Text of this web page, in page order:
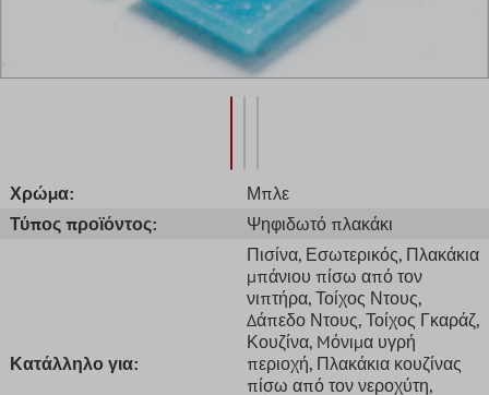
Χρώμα:
Μπλε
Τύπος προϊόντος:
Ψηφιδωτό πλακάκι
Κατάλληλο για:
Πισίνα, Εσωτερικός, Πλακάκια
μπάνιου πίσω από τον
νιπτήρα, Τοίχος Ντους,
Δάπεδο Ντους, Τοίχος Γκαράζ,
Κουζίνα, Mόνιμα υγρή
περιοχή, Πλακάκια κουζίνας
πίσω από τον νεροχύτη,